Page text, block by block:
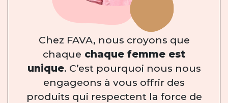
Chez FAVA, nous croyons que
chaque chaque femme est
unique. C’est pourquoi nous nous
engageons à vous offrir des
produits qui respectent la force de